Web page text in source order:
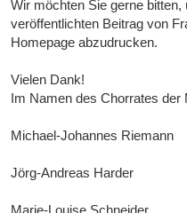
Wir möchten Sie gerne
veröffentlichten Beitrag von
Homepage abzudrucken.
Vielen Dank!
Im Namen des Chorrates der
Michael-Johannes Riemann
Jörg-Andreas Harder